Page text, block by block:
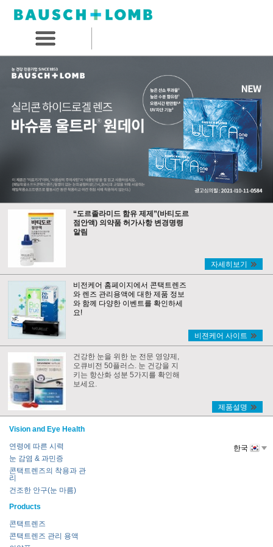
“도르졸라미드 함유 제제”(바티도르
점안액) 의약품 허가사항 변경명령
알림
자세히보기
비전케어 홈페이지에서 콘택트렌즈
와 렌즈 관리용액에 대한 제품 정보
와 함께 다양한 이벤트를 확인하세
요!
비젼케어 사이트
건강한 눈을 위한 눈 전문 영양제,
오큐비전 50플러스. 눈 건강을 지
키는 항산화 성분 5가지를 확인해
보세요.
제품설명
Vision and Eye Health
연령에 따른 시력
눈 감염 & 과민증
콘택트렌즈의 착용과 관
리
건조한 안구(눈 마름)
Products
콘택트렌즈
콘택트렌즈 관리 용액
한국